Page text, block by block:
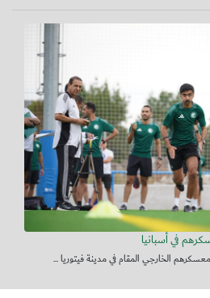
في أسبانيا
الخارجي المقام في مدينة فيتوريا ...